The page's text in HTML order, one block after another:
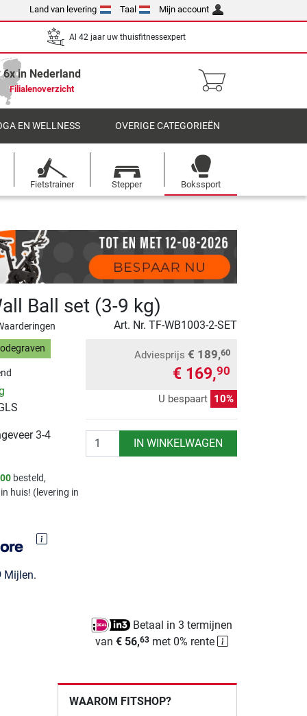
Land van levering Taal Mijn account
Al 42 jaar uw thuisfitnessexpert
6x in Nederland
Filialenoverzicht
EN WELLNESS OVERIGE CATEGORIEËN
Fietstrainer Stepper Bokssport
Ball set (3-9 kg)
Art. Nr. TF-WB1003-2-SET
3-4
besteld,
huis! (levering in
Mijlen.
Adviesprijs € 189,60
€ 169,90
U bespaart 10%
Aantal IN WINKELWAGEN
Betaal in 3 termijnen
van € 56,63met 0% rente
WAAROM FITSHOP?